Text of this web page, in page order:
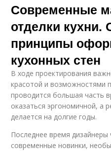
Современные
отделки кухни.
принципы
кухонных стен
В ходе проектирования
красотой и возможностями
проводится большая часть
оказаться эргономичной, а
делается на долгие годы.
Последнее время
современные новинки,